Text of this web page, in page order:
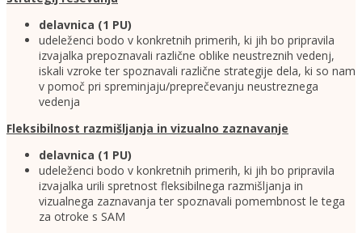
delavnica (1 PU)
udeleženci bodo v konkretnih primerih, ki jih bo pripravila
izvajalka prepoznavali različne oblike neustreznih vedenj,
iskali vzroke ter spoznavali različne strategije dela, ki so nam
v pomoč pri spreminjaju/preprečevanju neustreznega
vedenja
Fleksibilnost razmišljanja in vizualno zaznavanje
delavnica (1 PU)
udeleženci bodo v konkretnih primerih, ki jih bo pripravila
izvajalka urili spretnost fleksibilnega razmišljanja in
vizualnega zaznavanja ter spoznavali pomembnost le tega
za otroke s SAM